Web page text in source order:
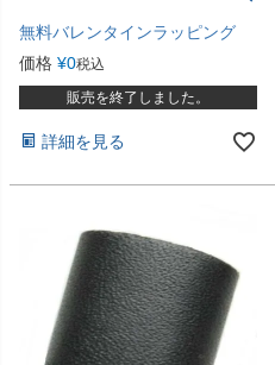
無料バレンタインラッピング
価格 ¥0税込
販売を終了しました。
詳細を見る